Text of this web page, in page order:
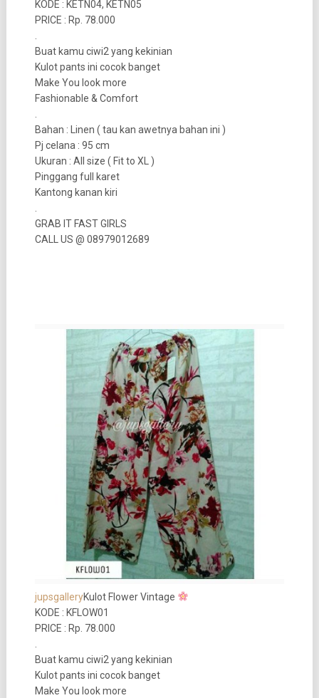
KODE : KETN04, KETN05
PRICE : Rp. 78.000
Buat kamu ciwi2 yang kekinian
Kulot pants ini cocok banget
Make You look more
Fashionable & Comfort
Bahan : Linen ( tau kan awetnya bahan ini )
Pj celana : 95 cm
Ukuran : All size ( Fit to XL )
Pinggang full karet
Kantong kanan kiri
GRAB IT FAST GIRLS
CALL US @ 08979012689
jupsgalleryKulot Flower Vintage
KODE : KFLOW01
PRICE : Rp. 78.000
Buat kamu ciwi2 yang kekinian
Kulot pants ini cocok banget
Make You look more